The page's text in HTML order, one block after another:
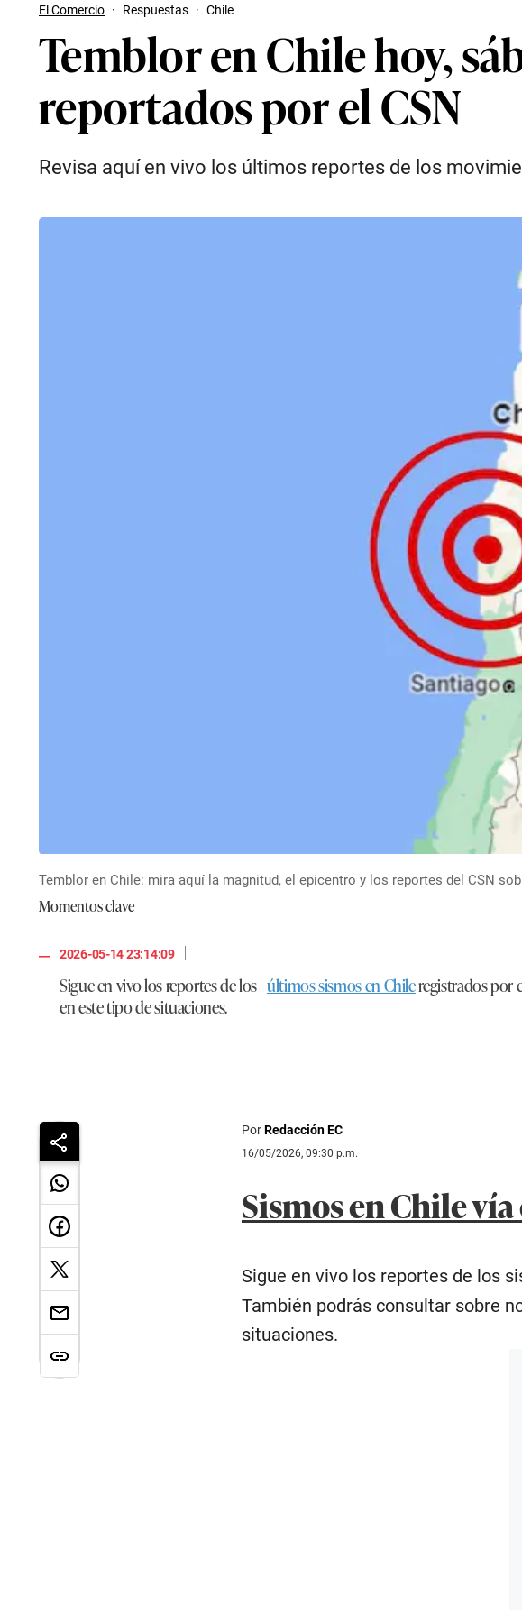
El Comercio · Respuestas · Chile
Temblor en Chile hoy,
reportados por el CSN
Revisa aquí en vivo los últimos reportes de los
Temblor en Chile: mira aquí la magnitud, el epicentro y los reportes del CSN
Momentos clave
2026-05-14 23:14:09
|
Sigue en vivo los reportes de losúltimos sismos en Chileregistrados por
en este tipo de situaciones.
PorRedacción EC
16/05/2026, 09:30 p.m.
Sismos en Chile vía
Sigue en vivo los reportes de los
También podrás consultar sobre
situaciones.